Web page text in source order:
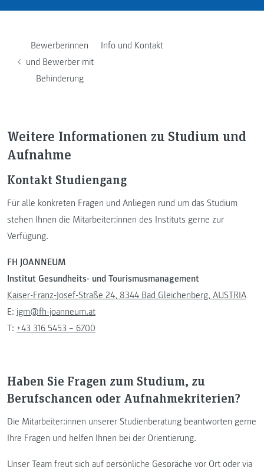
Bewerberinnen
und Bewerber mit
Behinderung
Info und Kontakt
Weitere Informationen zu Studium und
Aufnahme
Kontakt Studiengang
Für alle konkreten Fragen und Anliegen rund um das Studium
stehen Ihnen die Mitarbeiter:innen des Instituts gerne zur
Verfügung.
FH JOANNEUM
Institut Gesundheits- und Tourismusmanagement
Kaiser-Franz-Josef-Straße 24, 8344 Bad Gleichenberg, AUSTRIA
E: igm@fh-joanneum.at
T: +43 316 5453 – 6700
Haben Sie Fragen zum Studium, zu
Berufschancen oder Aufnahmekriterien?
Die Mitarbeiter:innen unserer Studienberatung beantworten gerne
Ihre Fragen und helfen Ihnen bei der Orientierung.
Unser Team freut sich auf persönliche Gespräche vor Ort oder via